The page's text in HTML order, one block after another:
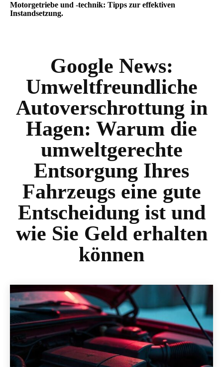
Motorgetriebe und -technik: Tipps zur effektiven
Instandsetzung.
Google News:
Umweltfreundliche
Autoverschrottung in
Hagen: Warum die
umweltgerechte
Entsorgung Ihres
Fahrzeugs eine gute
Entscheidung ist und
wie Sie Geld erhalten
können